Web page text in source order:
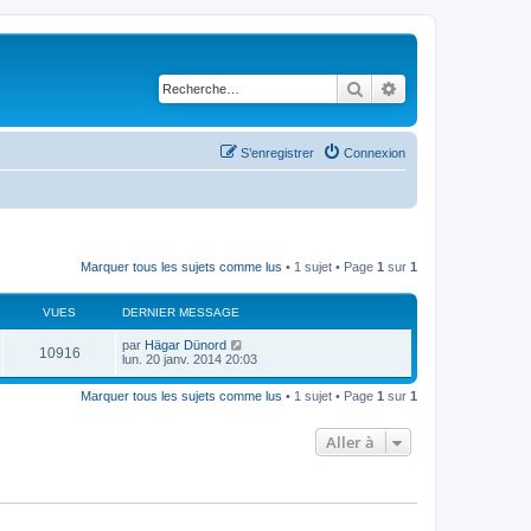
Rechercher
Connexion
S’enregistrer
Marquer tous les sujets comme lus • 1 sujet • Page 1 sur 1
VUES DERNIER MESSAGE
10916V
u
D
e
n
i
a
par Hägar Dünord
lun. 20 janv. 2014 20:03
Marquer tous les sujets comme lus • 1 sujet • Page 1 sur 1
Aller à